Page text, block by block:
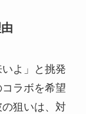
よ」と挑発
ラボを希望
狙いは、対